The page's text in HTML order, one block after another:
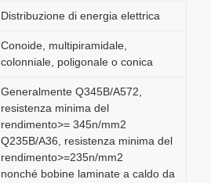
Distribuzione di energia elettrica
Conoide, multipiramidale,
colonniale, poligonale o conica
Generalmente Q345B/A572,
resistenza minima del
rendimento>= 345n/mm2
Q235B/A36, resistenza minima del
rendimento>=235n/mm2
nonché bobine laminate a caldo da